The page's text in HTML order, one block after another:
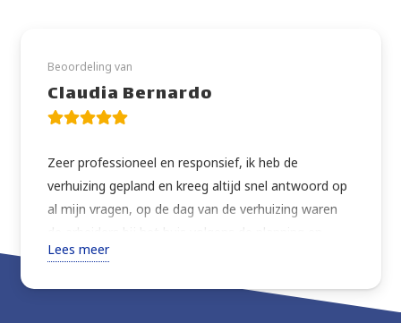
Beoordeling van
Claudia Bernardo
Zeer professioneel en responsief, ik heb de
verhuizing gepland en kreeg altijd snel antwoord op
al mijn vragen, op de dag van de verhuizing waren
de arbeiders bij het huis volgens de planning en
verhuisden alles wat ik vroeg met extra zorg. Zeer
over de beste manier om verder te gaan. Goede
Lees meer